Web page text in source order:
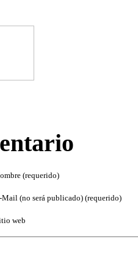
(requerido)
Mail (no será publicado) (requerido)
web